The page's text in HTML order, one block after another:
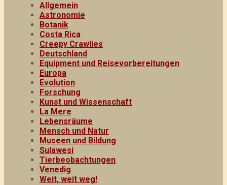
Allgemein
Astronomie
Botanik
Costa Rica
Creepy Crawlies
Deutschland
Equipment und Reisevorbereitungen
Europa
Evolution
Forschung
Kunst und Wissenschaft
La Mere
Lebensräume
Mensch und Natur
Museen und Bildung
Sulawesi
Tierbeobachtungen
Venedig
Weit, weit weg!